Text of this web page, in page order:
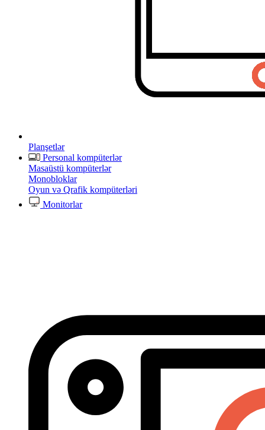
Planşetlər
Personal kompüterlər
Masaüstü kompüterlər
Monobloklar
Oyun və Qrafik kompüterləri
Monitorlar